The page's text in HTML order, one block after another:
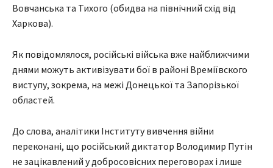
Вовчанська та Тихого (обидва на північний схід від
Харкова).
Як повідомлялося, російські війська вже найближчими
днями можуть активізувати бої в районі Времіївского
виступу, зокрема, на межі Донецької та Запорізької
областей.
До слова, аналітики Інституту вивчення війни
переконані, що російський диктатор Володимир Путін
не зацікавлений у добросовісних переговорах і лише